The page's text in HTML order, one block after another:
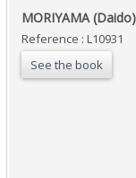
‎MORIYAMA
Reference : L10931
See the book